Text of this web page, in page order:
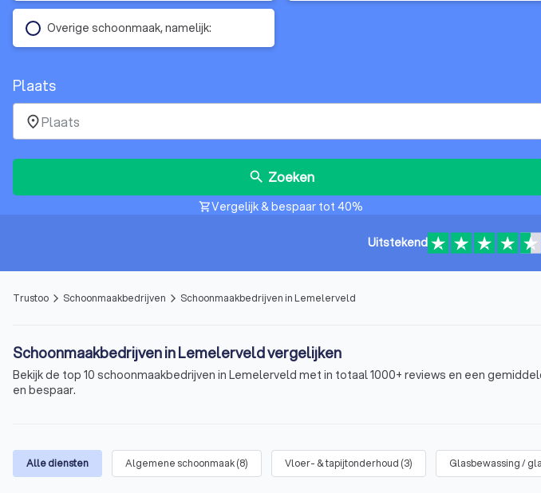
Overige schoonmaak, namelijk:
Plaats
place
search Zoeken
shopping_cartVergelijk & bespaar tot 40%
Uitstekend
Trustoo arrow_forward_ios Schoonmaakbedrijven arrow_forward_ios Schoonmaakbedrijven in Lemelerveld
Schoonmaakbedrijven in Lemelerveld vergelijken
Bekijk de top 10 schoonmaakbedrijven in Lemelerveld met in totaal 1000+ reviews en een
en bespaar.
Alle diensten Algemene schoonmaak(8) Vloer- & tapijtonderhoud (3) Glasbewassing /